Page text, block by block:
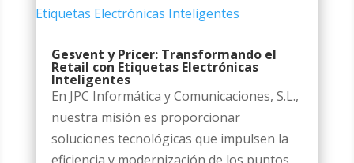
Gesvent y Pricer: Transformando el
Retail con Etiquetas Electrónicas
Inteligentes
En JPC Informática y Comunicaciones, S.L.,
nuestra misión es proporcionar
soluciones tecnológicas que impulsen la
eficiencia y modernización de los puntos